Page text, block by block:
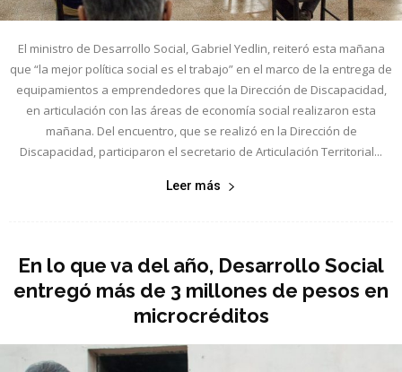
El ministro de Desarrollo Social, Gabriel Yedlin, reiteró esta mañana
que “la mejor política social es el trabajo” en el marco de la entrega de
equipamientos a emprendedores que la Dirección de Discapacidad,
en articulación con las áreas de economía social realizaron esta
mañana. Del encuentro, que se realizó en la Dirección de
Discapacidad, participaron el secretario de Articulación Territorial...
Leer más
En lo que va del año, Desarrollo Social
entregó más de 3 millones de pesos en
microcréditos